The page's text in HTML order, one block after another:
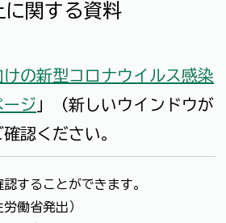
関する資料
の新型コロナウイルス感染
ージ 」（新しいウインドウが
認ください。
することができます。
働省発出）